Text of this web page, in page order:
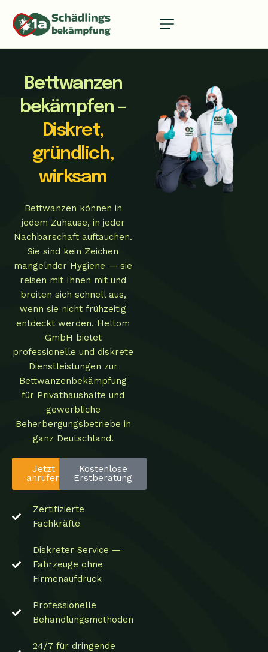
Bettwanzen
bekämpfen –
Diskret,
gründlich,
wirksam
Bettwanzen können in
jedem Zuhause, in jeder
Nachbarschaft auftauchen.
Sie sind kein Zeichen
mangelnder Hygiene — sie
reisen mit Ihnen mit und
breiten sich schnell aus,
wenn sie nicht frühzeitig
entdeckt werden. Heltom
GmbH bietet
professionelle und diskrete
Dienstleistungen zur
Bettwanzenbekämpfung
für Privathaushalte und
gewerbliche
Beherbergungsbetriebe in
ganz Deutschland.
Jetzt
anrufen
Kostenlose
Erstberatung
Zertifizierte
Fachkräfte
Diskreter Service —
Fahrzeuge ohne
Firmenaufdruck
Professionelle
Behandlungsmethoden
24/7 für dringende